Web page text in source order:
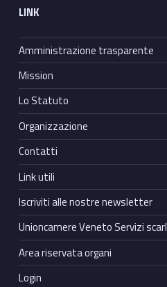
LINK
Amministrazione trasparente
Mission
Lo Statuto
Organizzazione
Contatti
Link utili
Iscriviti alle nostre newsletter
Unioncamere Veneto Servizi scarl
Area riservata organi
Login